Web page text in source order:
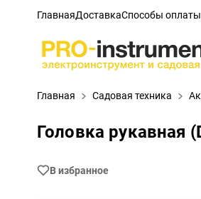
ГлавнаяДоставкаСпособы оплаты
Главная Садовая техника
Головка рукавная
В избранное